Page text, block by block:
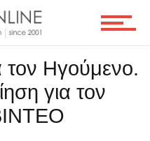
τον Ηγούμενο.
για τον